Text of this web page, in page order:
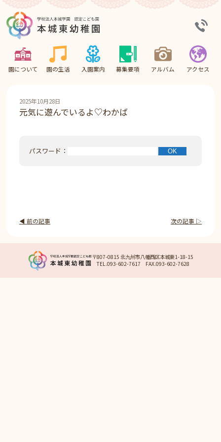
園について 園の生活 入園案内 募集要項 アルバム アクセス
2025年10月28日
元気に遊んでいるよ♡わかば
パスワード：
◀︎ 前の記事 次の記事 ▷
〒807-0815 北九州市八幡西区本城東1-18-15
TEL.093-602-7617 FAX.093-602-7628